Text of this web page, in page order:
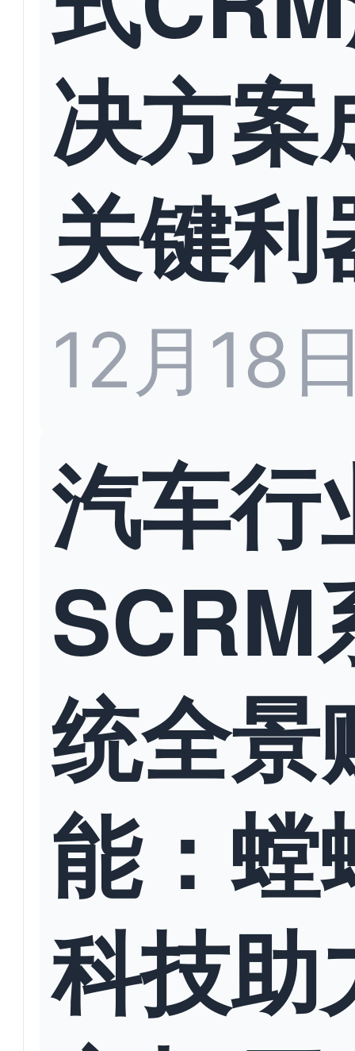
决方案
关键利
12月18
汽车行
SCRM
统全景
能：螳
科技助